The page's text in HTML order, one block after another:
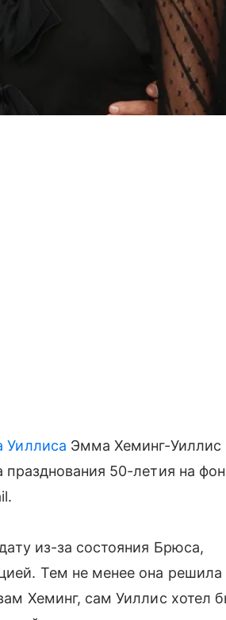
Уиллиса Эмма Хеминг-Уиллис
празднования 50-летия на
из-за состояния Брюса,
Тем не менее она решила
Хеминг, сам Уиллис хотел